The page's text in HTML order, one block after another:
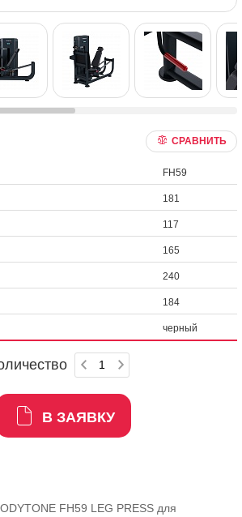
СРАВНИТЬ
FH59
181
117
165
240
184
черный
В ЗАЯВКУ
FH59 LEG PRESS для